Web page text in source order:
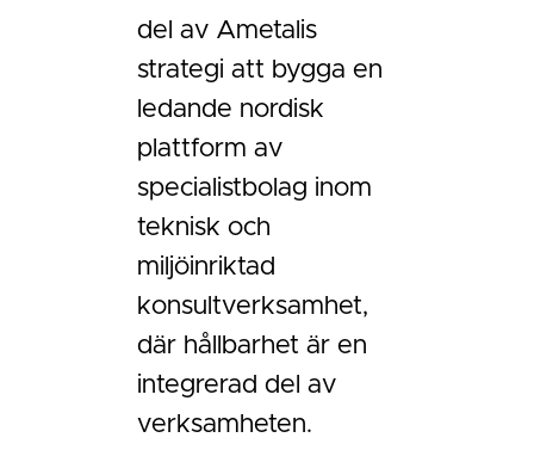
del av Ametalis
strategi att bygga en
ledande nordisk
plattform av
specialistbolag inom
teknisk och
miljöinriktad
konsultverksamhet,
där hållbarhet är en
integrerad del av
verksamheten.